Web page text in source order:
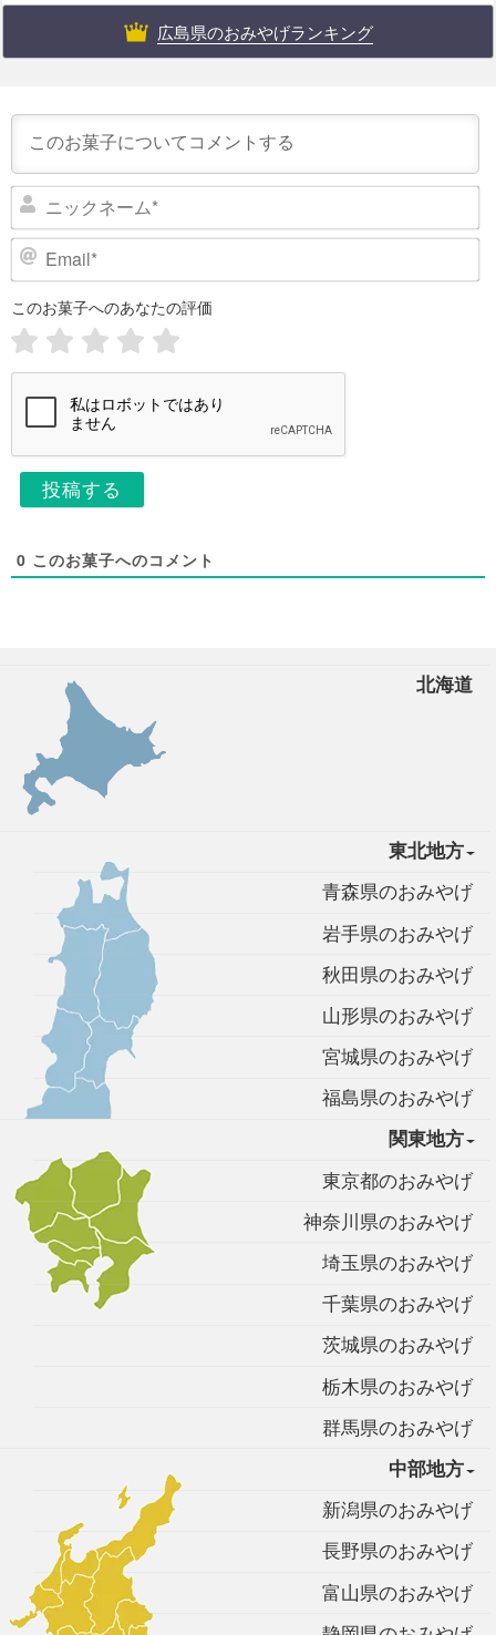
北海道
東北地方
青森県のおみやげ
岩手県のおみやげ
秋田県のおみやげ
山形県のおみやげ
宮城県のおみやげ
福島県のおみやげ
関東地方
東京都のおみやげ
神奈川県のおみやげ
埼玉県のおみやげ
千葉県のおみやげ
茨城県のおみやげ
栃木県のおみやげ
群馬県のおみやげ
中部地方
新潟県のおみやげ
長野県のおみやげ
富山県のおみやげ
広島県のおみやげランキング
ニ
ク
E
このお菓子へのあなたの評価
0 このお菓子へのコメント